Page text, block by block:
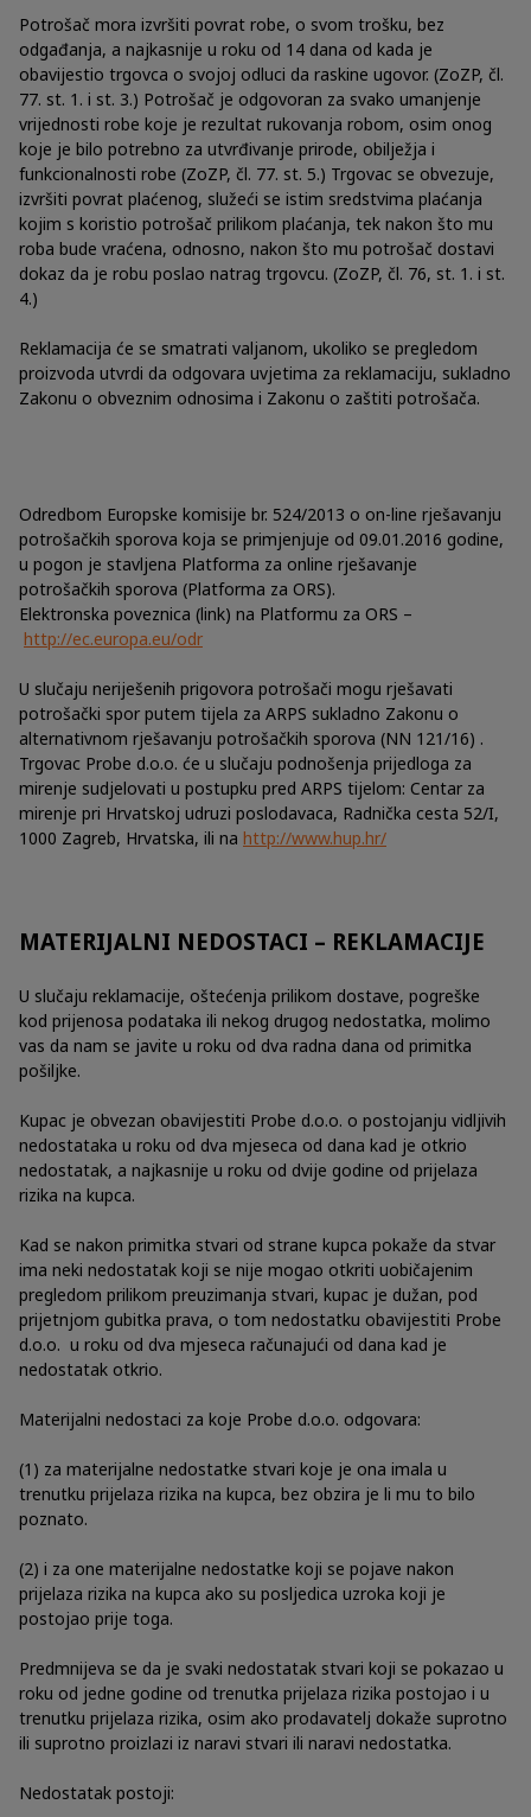
Potrošač mora izvršiti povrat robe, o svom trošku, bez
odgađanja, a najkasnije u roku od 14 dana od kada je
obavijestio trgovca o svojoj odluci da raskine ugovor. (ZoZP, čl.
77. st. 1. i st. 3.) Potrošač je odgovoran za svako umanjenje
vrijednosti robe koje je rezultat rukovanja robom, osim onog
koje je bilo potrebno za utvrđivanje prirode, obilježja i
funkcionalnosti robe (ZoZP, čl. 77. st. 5.) Trgovac se obvezuje,
izvršiti povrat plaćenog, služeći se istim sredstvima plaćanja
kojim s koristio potrošač prilikom plaćanja, tek nakon što mu
roba bude vraćena, odnosno, nakon što mu potrošač dostavi
dokaz da je robu poslao natrag trgovcu. (ZoZP, čl. 76, st. 1. i st.
4.)
Reklamacija će se smatrati valjanom, ukoliko se pregledom
proizvoda utvrdi da odgovara uvjetima za reklamaciju, sukladno
Zakonu o obveznim odnosima i Zakonu o zaštiti potrošača.
Odredbom Europske komisije br. 524/2013 o on-line rješavanju
potrošačkih sporova koja se primjenjuje od 09.01.2016 godine,
u pogon je stavljena Platforma za online rješavanje
potrošačkih sporova (Platforma za ORS).
Elektronska poveznica (link) na Platformu za ORS –
http://ec.europa.eu/odr
U slučaju neriješenih prigovora potrošači mogu rješavati
potrošački spor putem tijela za ARPS sukladno Zakonu o
alternativnom rješavanju potrošačkih sporova (NN 121/16) .
Trgovac Probe d.o.o. će u slučaju podnošenja prijedloga za
mirenje sudjelovati u postupku pred ARPS tijelom: Centar za
mirenje pri Hrvatskoj udruzi poslodavaca, Radnička cesta 52/I,
1000 Zagreb, Hrvatska, ili na http://www.hup.hr/
MATERIJALNI NEDOSTACI – REKLAMACIJE
U slučaju reklamacije, oštećenja prilikom dostave, pogreške
kod prijenosa podataka ili nekog drugog nedostatka, molimo
vas da nam se javite u roku od dva radna dana od primitka
pošiljke.
Kupac je obvezan obavijestiti Probe d.o.o. o postojanju vidljivih
nedostataka u roku od dva mjeseca od dana kad je otkrio
nedostatak, a najkasnije u roku od dvije godine od prijelaza
rizika na kupca.
Kad se nakon primitka stvari od strane kupca pokaže da stvar
ima neki nedostatak koji se nije mogao otkriti uobičajenim
pregledom prilikom preuzimanja stvari, kupac je dužan, pod
prijetnjom gubitka prava, o tom nedostatku obavijestiti Probe
d.o.o. u roku od dva mjeseca računajući od dana kad je
nedostatak otkrio.
Materijalni nedostaci za koje Probe d.o.o. odgovara:
(1) za materijalne nedostatke stvari koje je ona imala u
trenutku prijelaza rizika na kupca, bez obzira je li mu to bilo
poznato.
(2) i za one materijalne nedostatke koji se pojave nakon
prijelaza rizika na kupca ako su posljedica uzroka koji je
postojao prije toga.
Predmnijeva se da je svaki nedostatak stvari koji se pokazao u
roku od jedne godine od trenutka prijelaza rizika postojao i u
trenutku prijelaza rizika, osim ako prodavatelj dokaže suprotno
ili suprotno proizlazi iz naravi stvari ili naravi nedostatka.
Nedostatak postoji: